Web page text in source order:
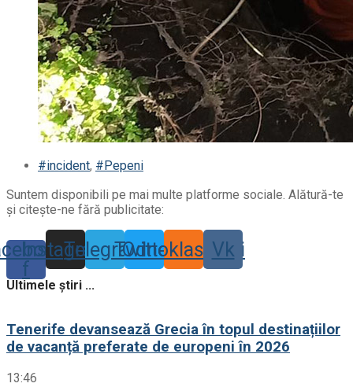
#incident, #Pepeni
Suntem disponibili pe mai multe platforme sociale. Alătură-te
și citește-ne fără publicitate:
f
Instagram
TelegramTwitter
Odnoklassniki
Vk
Ultimele știri ...
Tenerife devansează Grecia în topul destinațiilor
de vacanță preferate de europeni în 2026
13:46